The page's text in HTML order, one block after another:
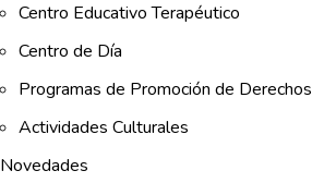
Centro Educativo Terapéutico
Centro de Día
Programas de Promoción de Derechos
Actividades Culturales
Novedades